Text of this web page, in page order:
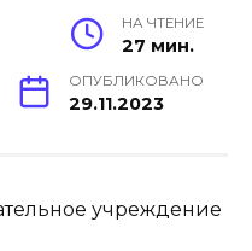
НА ЧТЕНИЕ
27 мин.
ОПУБЛИКОВАНО
29.11.2023
учреждение